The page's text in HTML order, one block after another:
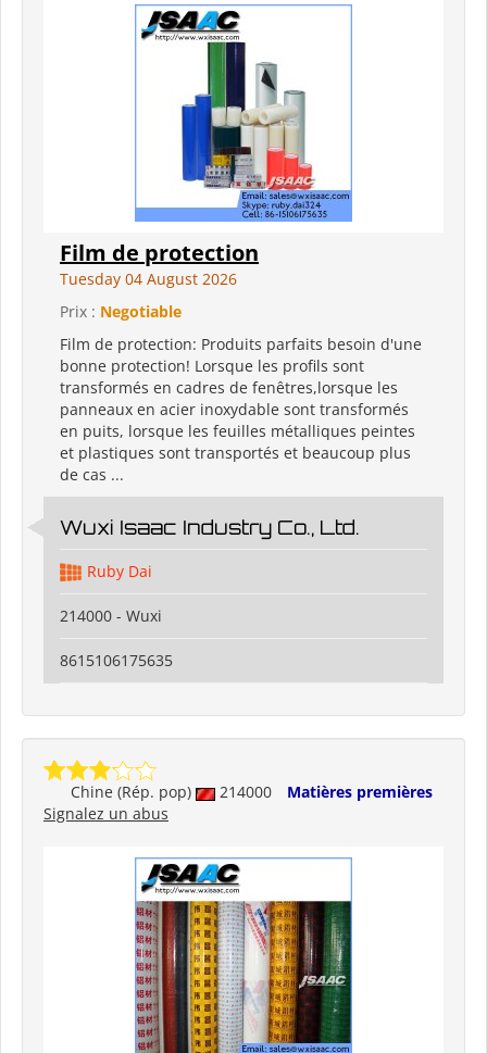
Film de protection
Tuesday 04 August 2026
Prix : Negotiable
Film de protection: Produits parfaits besoin d'une
bonne protection! Lorsque les profils sont
transformés en cadres de fenêtres,lorsque les
panneaux en acier inoxydable sont transformés
en puits, lorsque les feuilles métalliques peintes
et plastiques sont transportés et beaucoup plus
de cas ...
Wuxi Isaac Industry Co., Ltd.
Ruby Dai
214000 - Wuxi
8615106175635
Chine (Rép. pop) 214000
Matières premières
Signalez un abus